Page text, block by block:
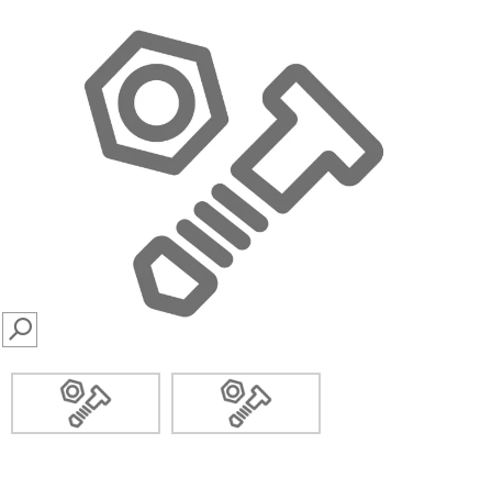
SEARCH